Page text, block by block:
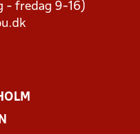
- fredag 9-16)